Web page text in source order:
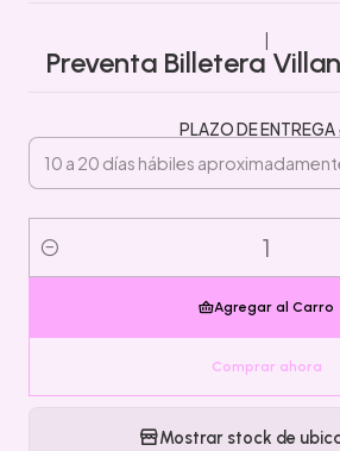
Preventa Billetera
PLAZO DE ENTREGA
Cantidad
Agregar al Carro
Comprar ahora
Mostrar stock de